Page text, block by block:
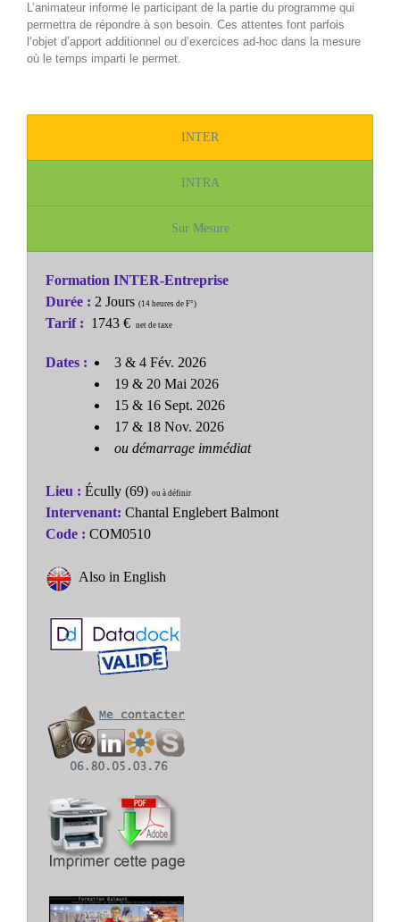
L’animateur informe le participant de la partie du programme qui
permettra de répondre à son besoin. Ces attentes font parfois
l’objet d’apport additionnel ou d’exercices ad-hoc dans la mesure
où le temps imparti le permet.
INTER
INTRA
Sur Mesure
Formation INTER-Entreprise
Durée : 2 Jours (14 heures de F°)
Tarif : 1743 € net de taxe
Dates :
3 & 4 Fév. 2026
19 & 20 Mai 2026
15 & 16 Sept. 2026
17 & 18 Nov. 2026
ou démarrage immédiat
Lieu : Écully (69) ou à définir
Intervenant: Chantal Englebert Balmont
Code : COM0510
Also in English